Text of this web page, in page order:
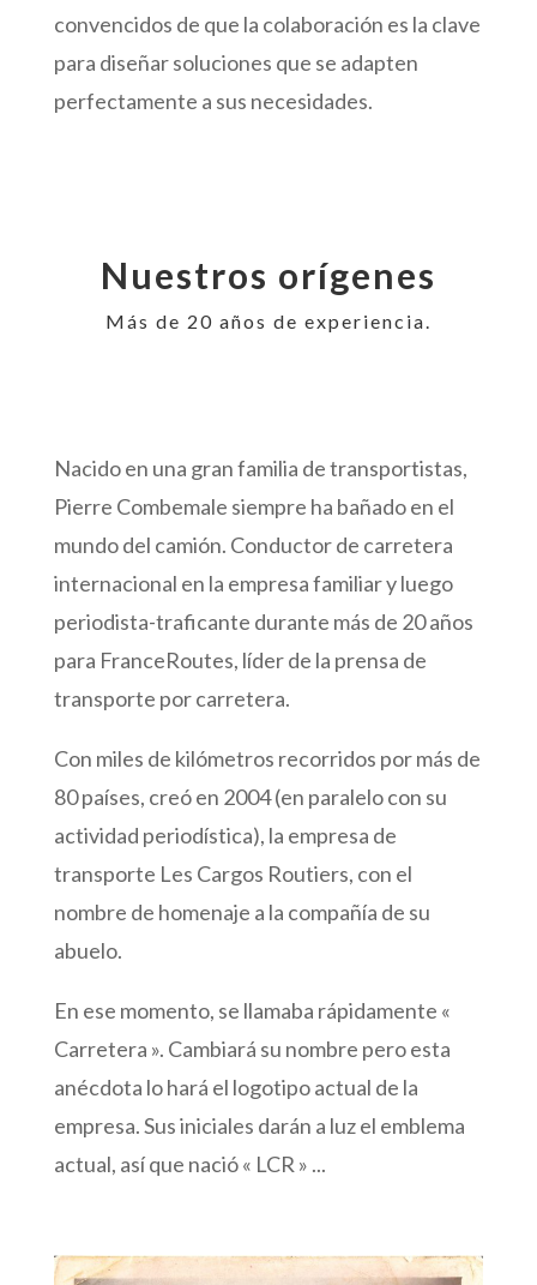
convencidos de que la colaboración es la clave
para diseñar soluciones que se adapten
perfectamente a sus necesidades.
Nuestros orígenes
Más de 20 años de experiencia.
Nacido en una gran familia de transportistas,
Pierre Combemale siempre ha bañado en el
mundo del camión. Conductor de carretera
internacional en la empresa familiar y luego
periodista-traficante durante más de 20 años
para FranceRoutes, líder de la prensa de
transporte por carretera.
Con miles de kilómetros recorridos por más de
80 países, creó en 2004 (en paralelo con su
actividad periodística), la empresa de
transporte Les Cargos Routiers, con el
nombre de homenaje a la compañía de su
abuelo.
En ese momento, se llamaba rápidamente «
Carretera ». Cambiará su nombre pero esta
anécdota lo hará el logotipo actual de la
empresa. Sus iniciales darán a luz el emblema
actual, así que nació « LCR » ...